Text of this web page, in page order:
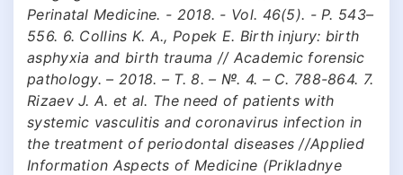
Perinatal Medicine. - 2018. - Vol. 46(5). - P. 543–
556. 6. Collins K. A., Popek E. Birth injury: birth
asphyxia and birth trauma // Academic forensic
pathology. – 2018. – Т. 8. – №. 4. – С. 788-864. 7.
Rizaev J. A. et al. The need of patients with
systemic vasculitis and coronavirus infection in
the treatment of periodontal diseases //Applied
Information Aspects of Medicine (Prikladnye